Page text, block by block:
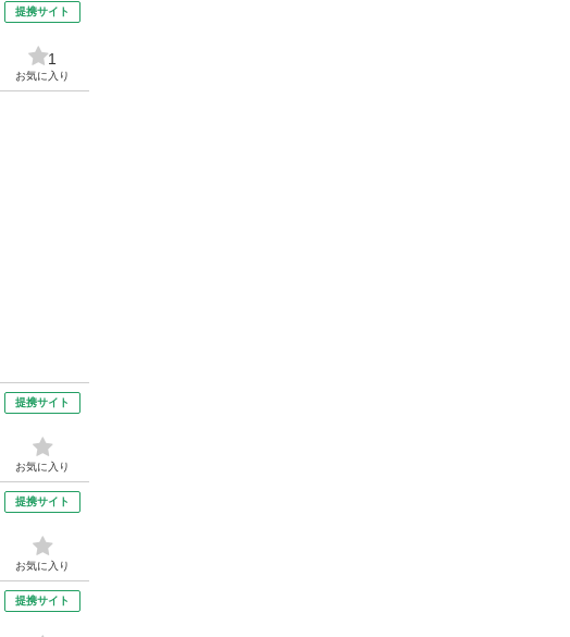
提携サイト
1
お気に入り
提携サイト
お気に入り
提携サイト
お気に入り
提携サイト